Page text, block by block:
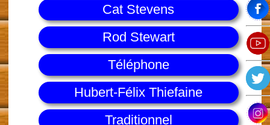
Cat Stevens
Rod Stewart
Téléphone
Hubert-Félix Thiefaine
Traditionnel